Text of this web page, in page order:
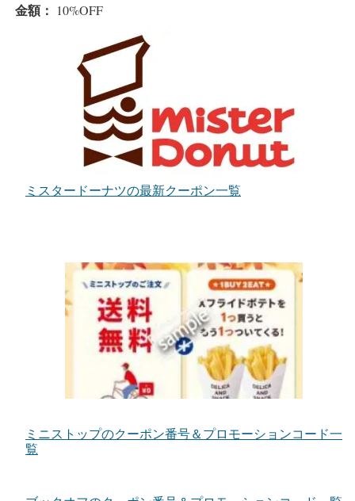
金額： 10%OFF
ミスタードーナツの最新クーポン一覧
ミニストップのクーポン番号＆プロモーションコード一
覧